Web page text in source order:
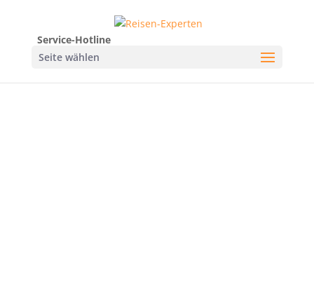
Service-Hotline
Seite wählen